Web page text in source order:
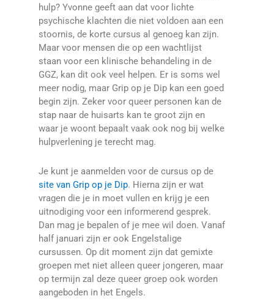
hulp? Yvonne geeft aan dat voor lichte
psychische klachten die niet voldoen aan een
stoornis, de korte cursus al genoeg kan zijn.
Maar voor mensen die op een wachtlijst
staan voor een klinische behandeling in de
GGZ, kan dit ook veel helpen. Er is soms wel
meer nodig, maar Grip op je Dip kan een goed
begin zijn. Zeker voor queer personen kan de
stap naar de huisarts kan te groot zijn en
waar je woont bepaalt vaak ook nog bij welke
hulpverlening je terecht mag.
Je kunt je aanmelden voor de cursus op de
site van Grip op je Dip. Hierna zijn er wat
vragen die je in moet vullen en krijg je een
uitnodiging voor een informerend gesprek.
Dan mag je bepalen of je mee wil doen. Vanaf
half januari zijn er ook Engelstalige
cursussen. Op dit moment zijn dat gemixte
groepen met niet alleen queer jongeren, maar
op termijn zal deze queer groep ook worden
aangeboden in het Engels.